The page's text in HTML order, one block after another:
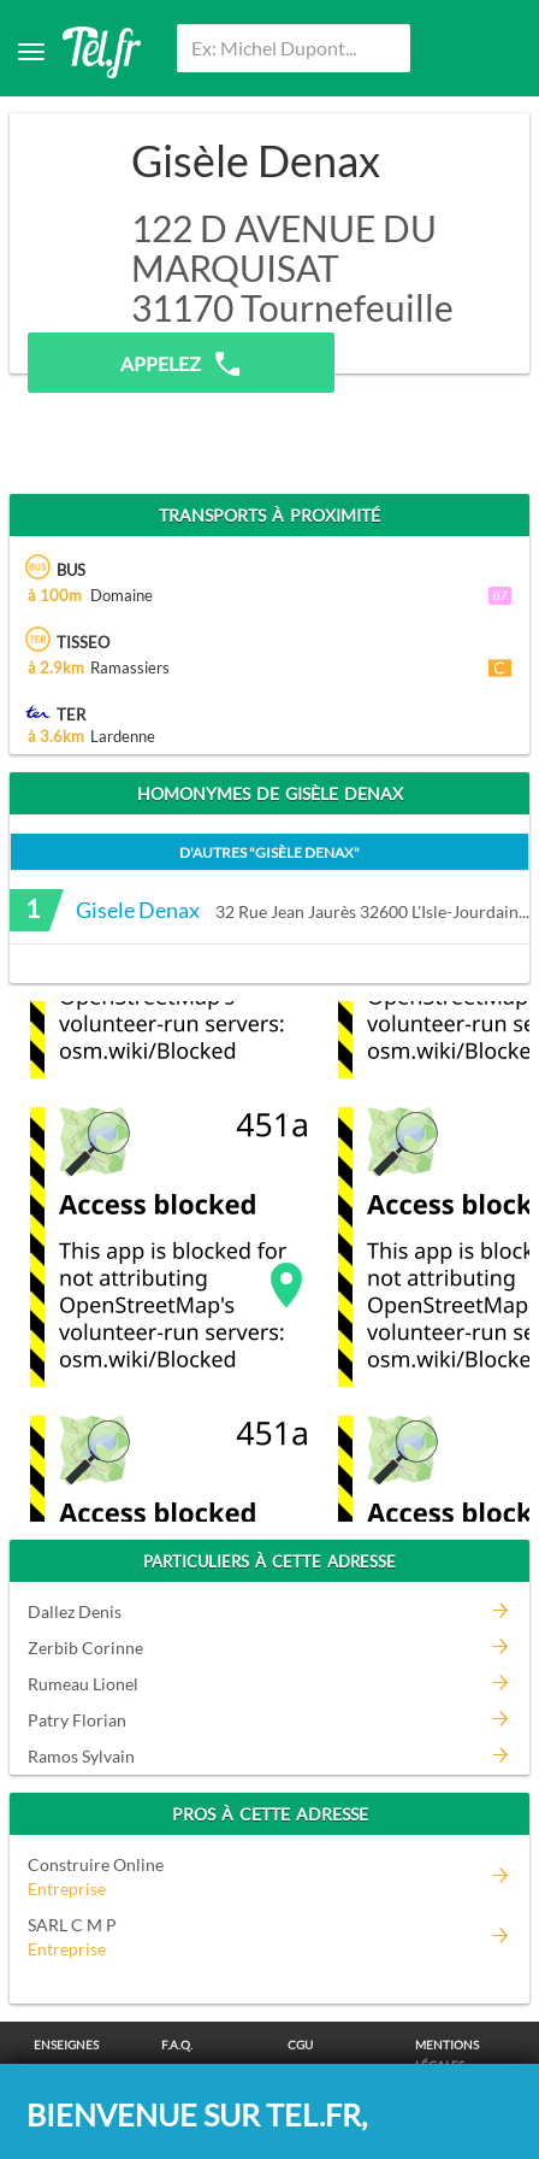
Gisèle Denax
122 D AVENUE DU
MARQUISAT
31170Tournefeuille
Pas de prospection.
APPELEZ
TRANSPORTS À PROXIMITÉ
BUS
à 100m Domaine
TISSEO
à 2.9km Ramassiers
TER
à 3.6km Lardenne
HOMONYMES DE GISÈLE DENAX
D'AUTRES "GISÈLE DENAX"
1 Gisele Denax 32 Rue Jean Jaurès 32600 L'Isle-Jourdain
PARTICULIERS À CETTE ADRESSE
Dallez Denis
Zerbib Corinne
Rumeau Lionel
Patry Florian
Ramos Sylvain
PROS À CETTE ADRESSE
Construire Online
Entreprise
SARL C M P
Entreprise
ENSEIGNES F.A.Q. CGU
MENTIONS
LÉGALES
CONFIDENTIALITÉ
COOKIES
CHOIX
COOKIES
BIENVENUE SUR TEL.FR,